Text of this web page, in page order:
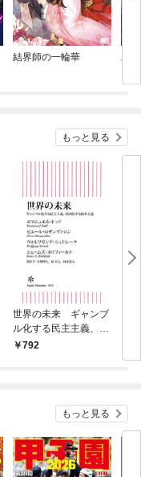
結界師の一輪華
バ
今
もっと見る
世界の未来 ギャンブ
ル化する民主主義、帝
国化する資本主義
792
もっと見る